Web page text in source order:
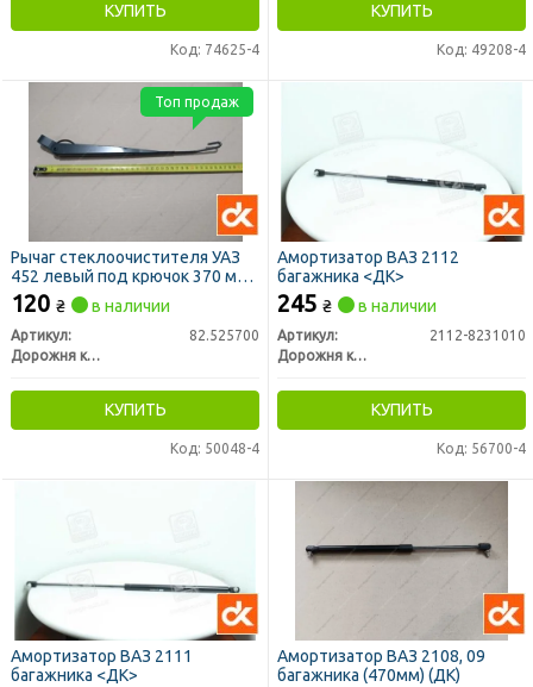
КУПИТЬ
Код: 74625-4
КУПИТЬ
Код: 49208-4
Рычаг стеклоочистителя УАЗ
452 левый под крючок 370 мм
(ДК)
120 ₴ в наличии
Артикул:
82.525700
Дорожня карта
КУПИТЬ
Код: 50048-4
Топ продаж
Амортизатор ВАЗ 2112
багажника <ДК>
245 ₴ в наличии
Артикул:
2112-8231010
Дорожня карта
КУПИТЬ
Код: 56700-4
Амортизатор ВАЗ 2111
багажника <ДК>
Амортизатор ВАЗ 2108, 09
багажника (470мм) (ДК)